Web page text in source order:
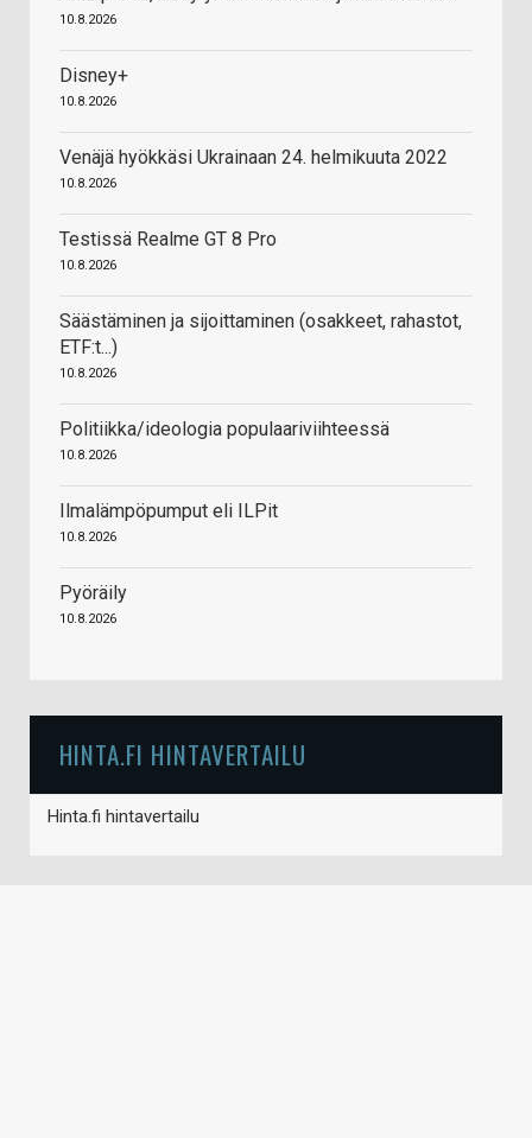
10.8.2026
Disney+
10.8.2026
Venäjä hyökkäsi Ukrainaan 24. helmikuuta 2022
10.8.2026
Testissä Realme GT 8 Pro
10.8.2026
Säästäminen ja sijoittaminen (osakkeet, rahastot,
ETF:t...)
10.8.2026
Politiikka/ideologia populaariviihteessä
10.8.2026
Ilmalämpöpumput eli ILPit
10.8.2026
Pyöräily
10.8.2026
HINTA.FI HINTAVERTAILU
Hinta.fi hintavertailu